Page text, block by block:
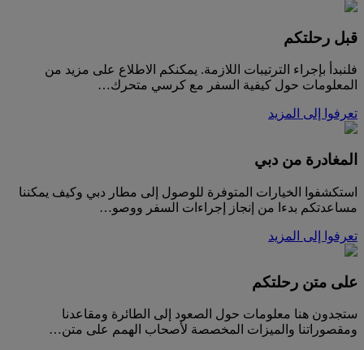
قبل رحلتكم
فلنبدأ بإجراء الترتيبات اللازمة. يمكنكم الاطلاع على مزيد من
المعلومات حول كيفية السفر مع كرسي متحرك…
تعرفوا إلى المزيد
المغادرة من دبي
استكشفوا الخيارات المتوفرة للوصول إلى مطار دبي وكيف يمكننا
مساعدتكم بدءا من إنجاز إجراءات السفر ووصو…
تعرفوا إلى المزيد
على متن رحلتكم
ستجدون هنا معلومات حول الصعود إلى الطائرة ومقاعدنا
ومقصوراتنا والميزات المخصصة لأصحاب الهمم على متن…